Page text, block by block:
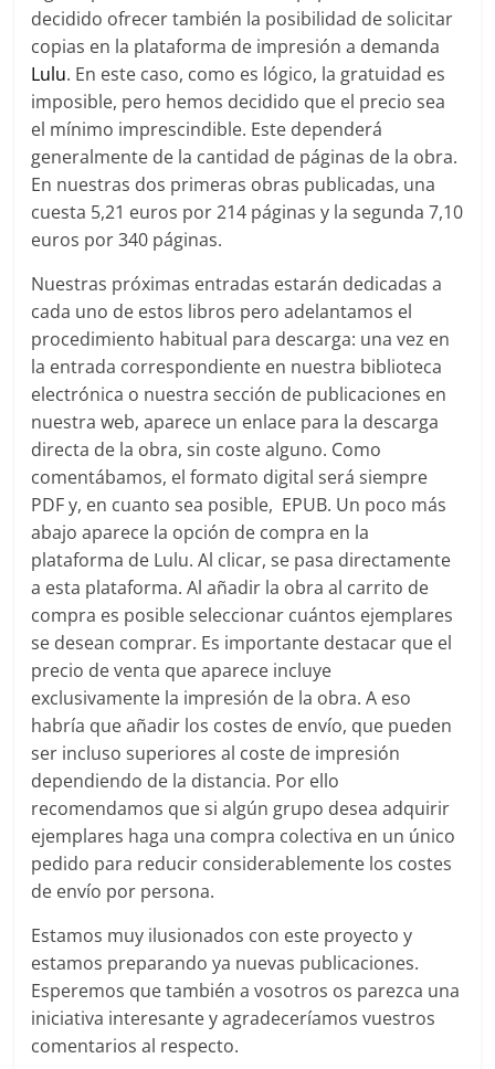
decidido ofrecer también la posibilidad de solicitar
copias en la plataforma de impresión a demanda
Lulu. En este caso, como es lógico, la gratuidad es
imposible, pero hemos decidido que el precio sea
el mínimo imprescindible. Este dependerá
generalmente de la cantidad de páginas de la obra.
En nuestras dos primeras obras publicadas, una
cuesta 5,21 euros por 214 páginas y la segunda 7,10
euros por 340 páginas.
Nuestras próximas entradas estarán dedicadas a
cada uno de estos libros pero adelantamos el
procedimiento habitual para descarga: una vez en
la entrada correspondiente en nuestra biblioteca
electrónica o nuestra sección de publicaciones en
nuestra web, aparece un enlace para la descarga
directa de la obra, sin coste alguno. Como
comentábamos, el formato digital será siempre
PDF y, en cuanto sea posible, EPUB. Un poco más
abajo aparece la opción de compra en la
plataforma de Lulu. Al clicar, se pasa directamente
a esta plataforma. Al añadir la obra al carrito de
compra es posible seleccionar cuántos ejemplares
se desean comprar. Es importante destacar que el
precio de venta que aparece incluye
exclusivamente la impresión de la obra. A eso
habría que añadir los costes de envío, que pueden
ser incluso superiores al coste de impresión
dependiendo de la distancia. Por ello
recomendamos que si algún grupo desea adquirir
ejemplares haga una compra colectiva en un único
pedido para reducir considerablemente los costes
de envío por persona.
Estamos muy ilusionados con este proyecto y
estamos preparando ya nuevas publicaciones.
Esperemos que también a vosotros os parezca una
iniciativa interesante y agradeceríamos vuestros
comentarios al respecto.